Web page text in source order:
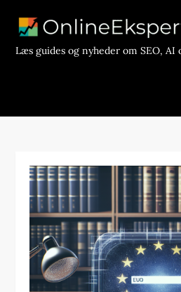
contentLæs guides og nyheder om SEO, AI